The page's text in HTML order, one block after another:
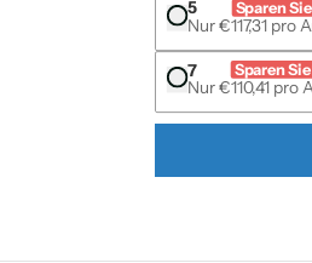
5 Sparen Sie
Nur €117,31 pro
7 Sparen
Nur €110,41 pro